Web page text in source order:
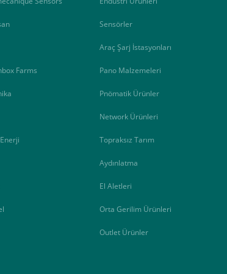
Farms
Sensörler
Araç Şarj İstasyonları
Pano Malzemeleri
Pnömatik Ürünler
Network Ürünleri
Topraksız Tarım
Aydınlatma
El Aletleri
Orta Gerilim Ürünleri
Outlet Ürünler